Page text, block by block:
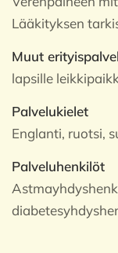
Lääkityksen
Muut
lapsille
Palvelukielet
Englanti, ruotsi,
Palveluhenkilöt